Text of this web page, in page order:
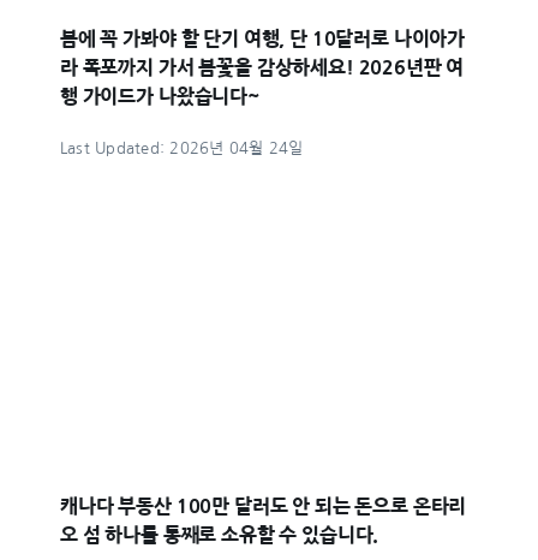
봄에 꼭 가봐야 할 단기 여행, 단 10달러로 나이아가
라 폭포까지 가서 봄꽃을 감상하세요! 2026년판 여
행 가이드가 나왔습니다~
Last Updated: 2026년 04월 24일
캐나다 부동산 100만 달러도 안 되는 돈으로 온타리
오 섬 하나를 통째로 소유할 수 있습니다.